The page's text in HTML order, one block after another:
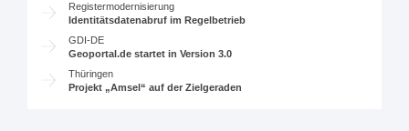
Registermodernisierung
Identitätsdatenabruf im Regelbetrieb
GDI-DE
Geoportal.de startet in Version 3.0
Thüringen
Projekt „Amsel“ auf der Zielgeraden